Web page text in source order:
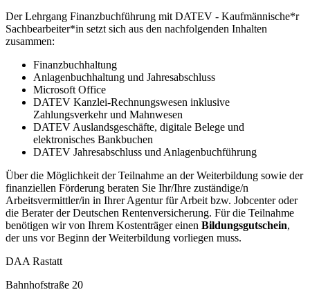
Der Lehrgang Finanzbuchführung mit DATEV - Kaufmännische*r
Sachbearbeiter*in setzt sich aus den nachfolgenden Inhalten
zusammen:
Finanzbuchhaltung
Anlagenbuchhaltung und Jahresabschluss
Microsoft Office
DATEV Kanzlei-Rechnungswesen inklusive
Zahlungsverkehr und Mahnwesen
DATEV Auslandsgeschäfte, digitale Belege und
elektronisches Bankbuchen
DATEV Jahresabschluss und Anlagenbuchführung
Über die Möglichkeit der Teilnahme an der Weiterbildung sowie der
finanziellen Förderung beraten Sie Ihr/Ihre zuständige/n
Arbeitsvermittler/in in Ihrer Agentur für Arbeit bzw. Jobcenter oder
die Berater der Deutschen Rentenversicherung. Für die Teilnahme
benötigen wir von Ihrem Kostenträger einen Bildungsgutschein,
der uns vor Beginn der Weiterbildung vorliegen muss.
DAA Rastatt
Bahnhofstraße 20